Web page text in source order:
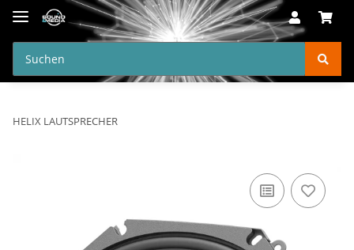
HELIX LAUTSPRECHER